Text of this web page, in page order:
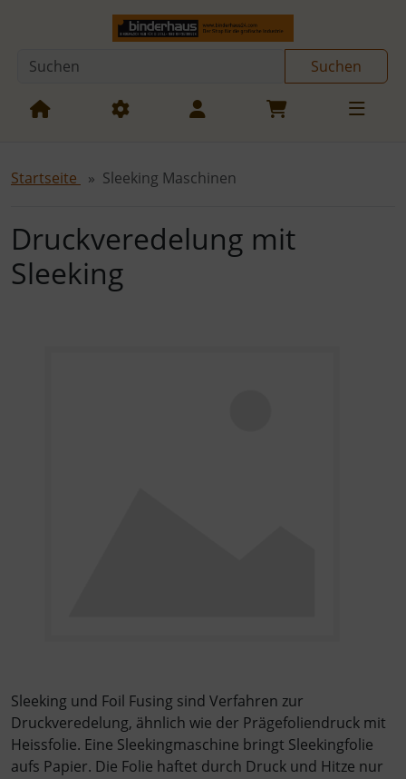
Sprungnavigation
Springe zur Navigation Springe zum Inhalt
Suchen
Startseite Sleeking Maschinen
Druckveredelung mit
Sleeking
Sleeking und Foil Fusing sind Verfahren zur
Druckveredelung, ähnlich wie der Prägefoliendruck mit
Heissfolie. Eine Sleekingmaschine bringt Sleekingfolie
aufs Papier. Die Folie haftet durch Druck und Hitze nur